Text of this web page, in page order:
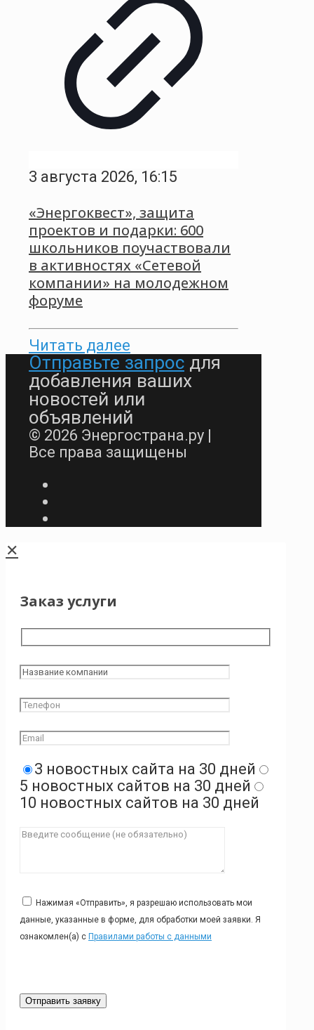
3 августа 2026, 16:15
«Энергоквест», защита
проектов и подарки: 600
школьников поучаствовали
в активностях «Сетевой
компании» на молодежном
форуме
Читать далее
Отправьте запрос для
добавления ваших
новостей или
объявлений
© 2026 Энергострана.ру |
Все права защищены
✕
Заказ услуги
3 новостных сайта на 30 дней
5 новостных сайтов на 30 дней
10 новостных сайтов на 30 дней
Нажимая «Отправить», я разрешаю использовать мои
данные, указанные в форме, для обработки моей заявки. Я
ознакомлен(а) с Правилами работы с данными